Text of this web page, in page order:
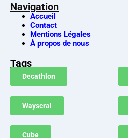
Navigation
Accueil
Contact
Mentions Légales
À propos de nous
Tags
Decathlon
Wayscral
Cube